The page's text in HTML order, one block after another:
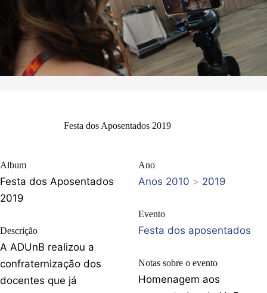
Festa dos Aposentados 2019
Album
Festa dos Aposentados
2019
Descrição
A ADUnB realizou a
confraternização dos
docentes que já
Ano
Anos 2010 > 2019
Evento
Festa dos aposentados
Notas sobre o evento
Homenagem aos